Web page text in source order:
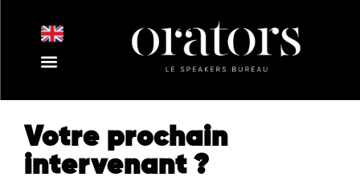
Votre prochain
intervenant ?